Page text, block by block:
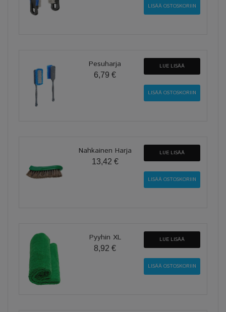
Pesuharja
6,79 €
LUE LISÄÄ
Nahkainen Harja
13,42 €
LUE LISÄÄ
Pyyhin XL
8,92 €
LUE LISÄÄ